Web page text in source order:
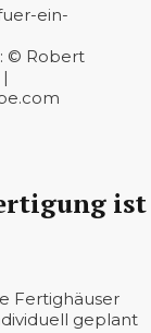
© Robert
ist
Fertighäuser
geplant